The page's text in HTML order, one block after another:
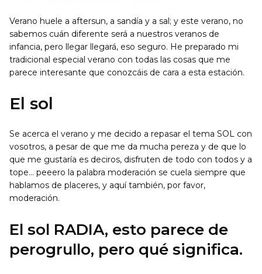
Verano huele a aftersun, a sandía y a sal; y este verano, no
sabemos cuán diferente será a nuestros veranos de
infancia, pero llegar llegará, eso seguro. He preparado mi
tradicional especial verano con todas las cosas que me
parece interesante que conozcáis de cara a esta estación.
El sol
Se acerca el verano y me decido a repasar el tema SOL con
vosotros, a pesar de que me da mucha pereza y de que lo
que me gustaría es deciros, disfruten de todo con todos y a
tope… peeero la palabra moderación se cuela siempre que
hablamos de placeres, y aquí también, por favor,
moderación.
El sol RADIA, esto parece de
perogrullo, pero qué significa.